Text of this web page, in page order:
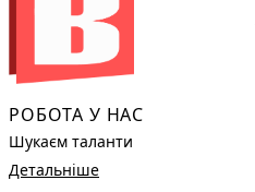
РОБОТА У НАС
Шукаєм таланти
Детальніше